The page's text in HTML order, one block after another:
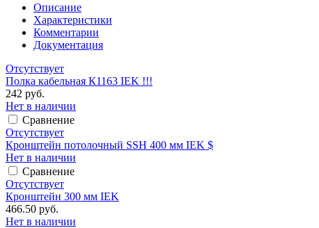
Описание
Характеристики
Комментарии
Документация
Отсутствует
Полка кабельная К1163 IEK !!!
242 руб.
Нет в наличии
Сравнение
Отсутствует
Кронштейн потолочный SSH 400 мм IEK $
Нет в наличии
Сравнение
Отсутствует
Кронштейн 300 мм IEK
466.50 руб.
Нет в наличии